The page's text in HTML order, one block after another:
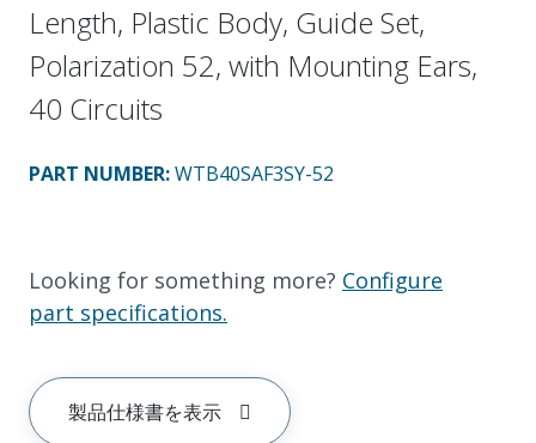
Length, Plastic Body, Guide Set,
Polarization 52, with Mounting Ears,
40 Circuits
PART NUMBER:WTB40SAF3SY-52
Looking for something more? Configure
part specifications.
製品仕様書を表示